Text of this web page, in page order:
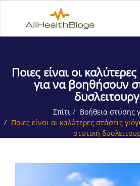
Ποιες είναι οι
για να βοηθήσουν
Σπίτι
Βοήθεια στύσης
Ποιες είναι οι καλύτερες στάσεις
στυτική